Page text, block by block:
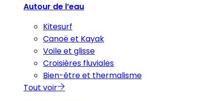
Autour de l’eau
Kitesurf
Canoë et Kayak
Voile et glisse
Croisières fluviales
Bien-être et thermalisme
Tout voir